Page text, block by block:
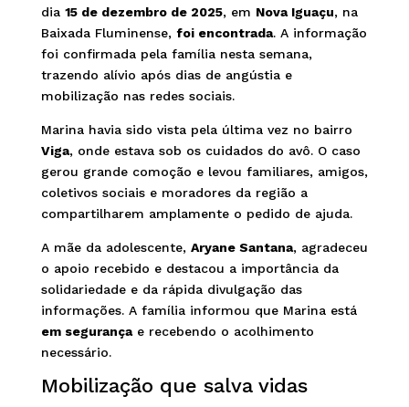
dia 15 de dezembro de 2025, em Nova Iguaçu, na
Baixada Fluminense, foi encontrada. A informação
foi confirmada pela família nesta semana,
trazendo alívio após dias de angústia e
mobilização nas redes sociais.
Marina havia sido vista pela última vez no bairro
Viga, onde estava sob os cuidados do avô. O caso
gerou grande comoção e levou familiares, amigos,
coletivos sociais e moradores da região a
compartilharem amplamente o pedido de ajuda.
A mãe da adolescente, Aryane Santana, agradeceu
o apoio recebido e destacou a importância da
solidariedade e da rápida divulgação das
informações. A família informou que Marina está
em segurançae recebendo o acolhimento
necessário.
Mobilização que salva vidas